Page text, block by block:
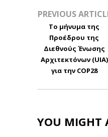
PREVIOUS
Το μήνυμα της
Προέδρου της
Διεθνούς Ένωσης
Αρχιτεκτόνων (UIA)
για την COP28
YOU MIGHT